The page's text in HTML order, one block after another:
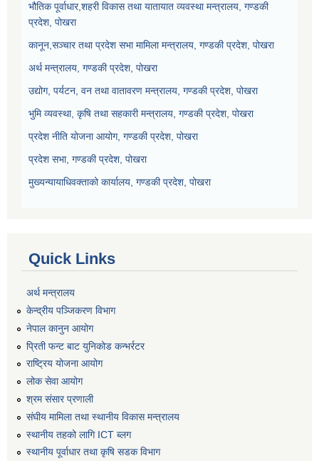
भौतिक पूर्वाधार,शहरी विकास तथा यातायात व्यवस्था मन्त्रालय, गण्डकी
प्रदेश, पोखरा
कानून,सञ्चार तथा प्रदेश सभा मामिला मन्त्रालय, गण्डकी प्रदेश, पोखरा
अर्थ मन्त्रालय, गण्डकी प्रदेश, पोखरा
उद्योग, पर्यटन, वन तथा वातावरण मन्त्रालय, गण्डकी प्रदेश, पोखरा
भुमि व्यवस्था, कृषि तथा सहकारी मन्त्रालय, गण्डकी प्रदेश, पोखरा
प्रदेश नीति योजना आयोग, गण्डकी प्रदेश, पोखरा
प्रदेश सभा, गण्डकी प्रदेश, पोखरा
मुख्यन्यायाधिवक्ताको कार्यालय, गण्डकी प्रदेश, पोखरा
Quick Links
अर्थ मन्त्रालय
केन्द्रीय पञ्जिकरण विभाग
नेपाल कानुन आयोग
प्रिती फन्ट बाट युनिकोड कन्भर्रटर
राष्ट्रिय योजना आयोग
लोक सेवा आयोग
श्रम संसार प्रणाली
संघीय मामिला तथा स्थानीय विकास मन्त्रालय
स्थानीय तहको लागि ICT ब्लग
स्थानीय पूर्वाधार तथा कृषि सडक विभाग